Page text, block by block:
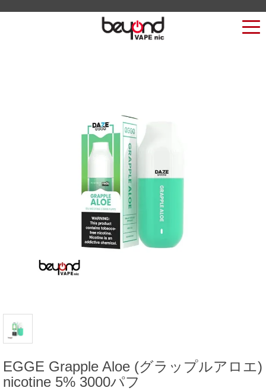
EGGE Grapple Aloe (グラップルアロエ)
nicotine 5% 3000パフ